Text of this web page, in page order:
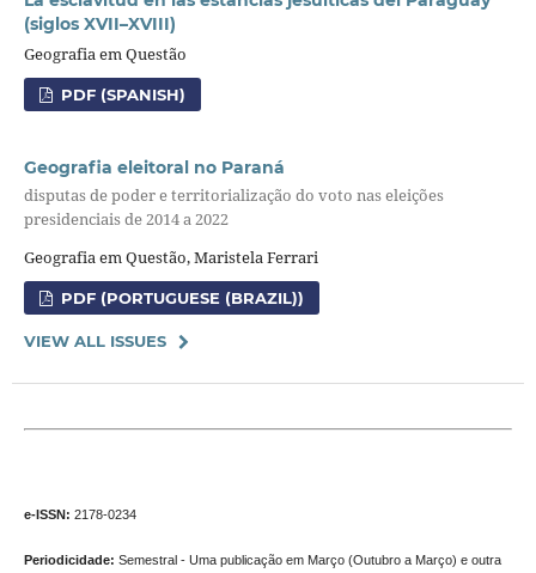
(siglos XVII–XVIII)
Geografia em Questão
PDF (SPANISH)
Geografia eleitoral no Paraná
disputas de poder e territorialização do voto nas eleições
presidenciais de 2014 a 2022
Geografia em Questão, Maristela Ferrari
PDF (PORTUGUESE (BRAZIL))
VIEW ALL ISSUES
e-ISSN: 2178-0234
Periodicidade: Semestral - Uma publicação em Março (Outubro a Março) e outra